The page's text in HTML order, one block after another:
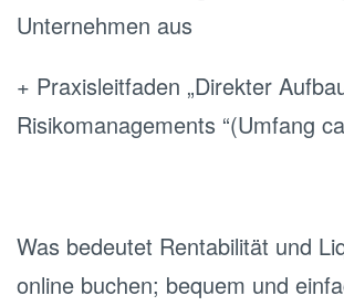
Unternehmen aus
+ Praxisleitfaden „Direkter
Risikomanagements “(Umfang
Was bedeutet Rentabilität und
online buchen; bequem und